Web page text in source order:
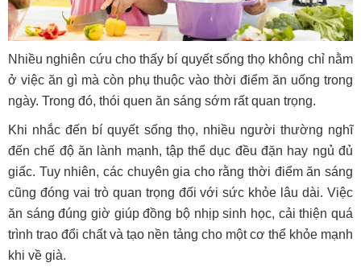
Nhiều nghiên cứu cho thấy bí quyết sống thọ không chỉ nằm
ở việc ăn gì mà còn phụ thuộc vào thời điểm ăn uống trong
ngày. Trong đó, thói quen ăn sáng sớm rất quan trọng.
Khi nhắc đến bí quyết sống thọ, nhiều người thường nghĩ
đến chế độ ăn lành mạnh, tập thể dục đều đặn hay ngủ đủ
giấc. Tuy nhiên, các chuyên gia cho rằng thời điểm ăn sáng
cũng đóng vai trò quan trọng đối với sức khỏe lâu dài. Việc
ăn sáng đúng giờ giúp đồng bộ nhịp sinh học, cải thiện quá
trình trao đổi chất và tạo nền tảng cho một cơ thể khỏe mạnh
khi về già.